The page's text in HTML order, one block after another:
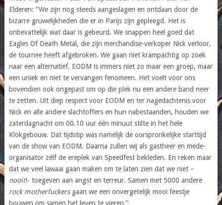
Elderen: “We zijn nog steeds aangeslagen en ontdaan door de
bizarre gruwelijkheden die er in Parijs zijn gepleegd. Het is
onbevattelijk wat daar is gebeurd. We snappen heel goed dat
Eagles Of Death Metal, die zijn merchandise-verkoper Nick verloor,
de tournee heeft afgebroken. We gaan niet krampachtig op zoek
naar een alternatief. EODM is immers niet zo maar een groep, maar
een uniek en niet te vervangen fenomeen. Het voelt voor ons
bovendien ook ongepast om op die plek nu een andere band neer
te zetten. Uit diep respect voor EODM en ter nagedachtenis voor
Nick en alle andere slachtoffers en hun nabestaanden, houden we
zaterdagnacht om 00.10 uur één minuut stilte in het hele
Klokgebouw. Dat tijdstip was namelijk de oorspronkelijke starttijd
van de show van EODM. Daarna zullen wij als gastheer en mede-
organisator zélf de ereplek van Speedfest bekleden. En reken maar
dat we veel lawaai gaan maken om te laten zien dat we niet –
nooit!- toegeven aan angst en terreur. Samen met 5000 andere
rock motherfuckers gaan we een onvergetelijk mooi feestje
bouwen om samen het leven te vieren.”